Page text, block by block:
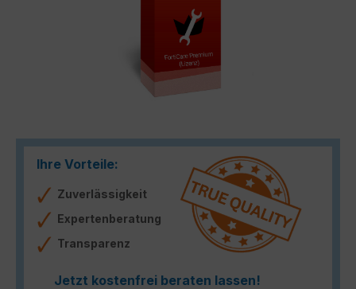
Ihre Vorteile:
Zuverlässigkeit
Expertenberatung
Transparenz
Jetzt kostenfrei beraten lassen!